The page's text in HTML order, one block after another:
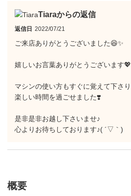
Tiaraからの返信
返信日 2022/07/21
ご来店ありがとうございました😆✨
嬉しいお言葉ありがとうございます💖
マシンの使い方もすぐに覚えて下さり
楽しい時間を過ごせました❣️
是非是非お越し下さいませ♪
心よりお待ちしております♪( ´▽｀)
概要